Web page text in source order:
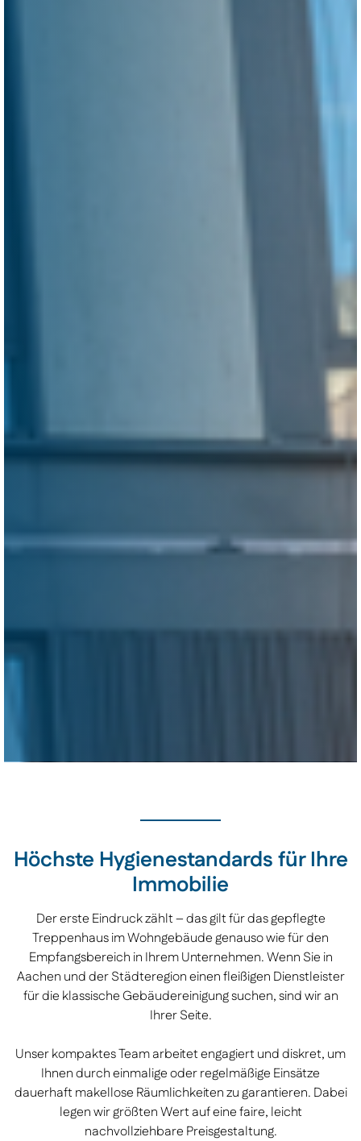
Höchste Hygienestandards für Ihre
Immobilie
Der erste Eindruck zählt – das gilt für das gepflegte
Treppenhaus im Wohngebäude genauso wie für den
Empfangsbereich in Ihrem Unternehmen. Wenn Sie in
Aachen und der Städteregion einen fleißigen Dienstleister
für die klassische Gebäudereinigung suchen, sind wir an
Ihrer Seite.
Unser kompaktes Team arbeitet engagiert und diskret, um
Ihnen durch einmalige oder regelmäßige Einsätze
dauerhaft makellose Räumlichkeiten zu garantieren. Dabei
legen wir größten Wert auf eine faire, leicht
nachvollziehbare Preisgestaltung.